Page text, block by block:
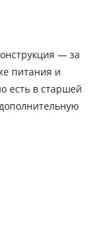
— за
питания и
есть в старшей